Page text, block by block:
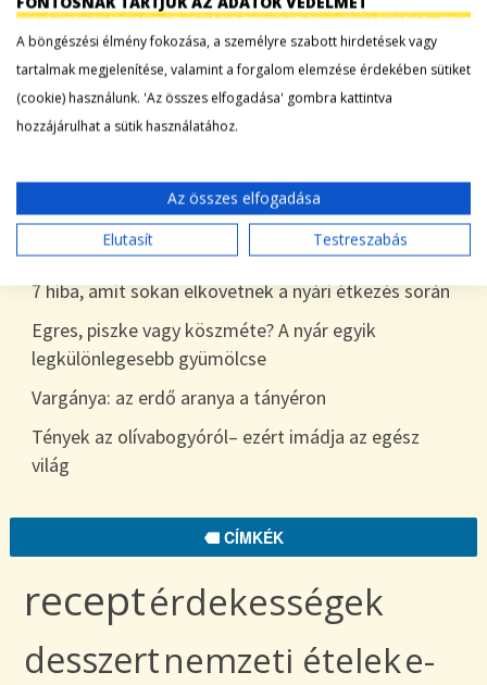
LEGFRISSEBB BEJEGYZÉSEK
desszert
Tökszezon: sokoldalú alapanyagok a nyártól
egészen télig
7 hiba, amit sokan elkövetnek a nyári étkezés során
Egres, piszke vagy köszméte? A nyár egyik
legkülönlegesebb gyümölcse
Vargánya: az erdő aranya a tányéron
Tények az olívabogyóról– ezért imádja az egész
világ
CÍMKÉK
receptérdekességek
desszertnemzeti ételeke-
A böngészési élmény fokozása, a személyre szabott hirdetések vagy
tartalmak megjelenítése, valamint a forgalom elemzése érdekében sütiket
(cookie) használunk. 'Az összes elfogadása' gombra kattintva
hozzájárulhat a sütik használatához.
Az összes elfogadása
Elutasít
Testreszabás